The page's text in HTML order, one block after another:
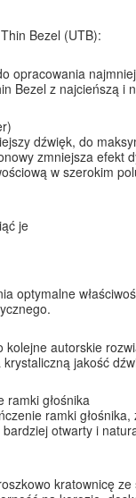
Bezel (UTB):
opracowania
Bezel z najcieńszą i
dźwięk, do
zmniejsza efekt
w szerokim
je
optymalne
autorskie
jakość
ramki głośnika
ramki głośnika,
otwarty i
kratownicę